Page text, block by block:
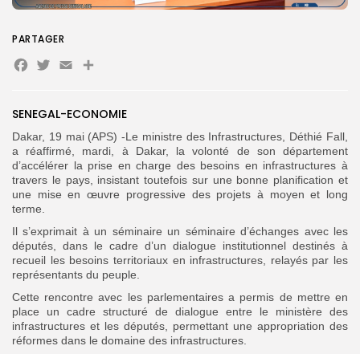
Search
for:
Button
FR
SENEGAL-ECONOMIE
Dakar, 19 mai (APS) -Le ministre des Infrastructures, Déthié Fall,
a réaffirmé, mardi, à Dakar, la volonté de son département
d’accélérer la prise en charge des besoins en infrastructures à
travers le pays, insistant toutefois sur une bonne planification et
une mise en œuvre progressive des projets à moyen et long
terme.
Il s’exprimait à un séminaire un séminaire d’échanges avec les
députés, dans le cadre d’un dialogue institutionnel destinés à
recueil les besoins territoriaux en infrastructures, relayés par les
représentants du peuple.
Cette rencontre avec les parlementaires a permis de mettre en
place un cadre structuré de dialogue entre le ministère des
infrastructures et les députés, permettant une appropriation des
réformes dans le domaine des infrastructures.
PARTAGER
Facebook
Twitter
EmailPartager